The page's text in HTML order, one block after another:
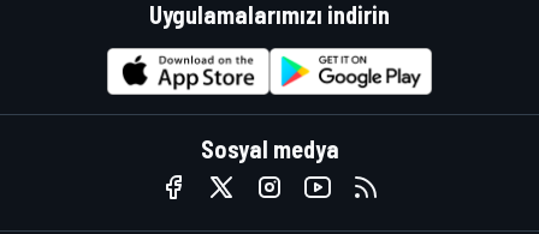
Uygulamalarımızı indirin
Sosyal medya